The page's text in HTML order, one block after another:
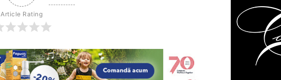
Article Rating